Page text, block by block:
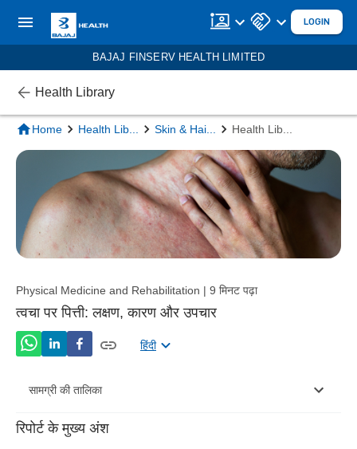
LOGIN
BAJAJ FINSERV HEALTH LIMITED
Health Library
Home Health Lib Skin & Hai Health Lib
Physical Medicine and Rehabilitation | 9 मिनट पढ़ा
त्वचा पर पित्ती: लक्षण, कारण और उपचार
हिंदी
सामग्री की तालिका
पित्ती क्या हैं?
रिपोर्ट के मुख्य अंश